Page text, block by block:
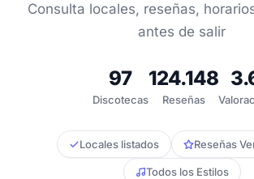
Consulta locales, reseñas,
antes de salir
97
Discotecas
124.148
Reseñas
Locales listados Reseñas
Todos los Estilos